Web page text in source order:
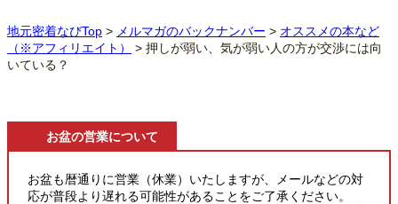
地元密着なびTop > メルマガのバックナンバー > オススメの本など
（※アフィリエイト）
> 押しが弱い、気が弱い人の方が交渉には向
いている？
お盆の営業について
お盆も暦通りに営業（休業）いたしますが、メールなどの対
応が普段より遅れる可能性があることをご了承ください。